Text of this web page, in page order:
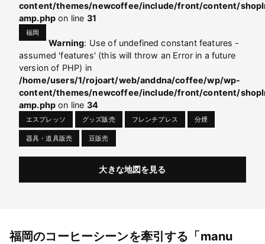
content/themes/newcoffee/include/front/content/
amp.php on line 31
福岡
Warning: Use of undefined constant features -
assumed 'features' (this will throw an Error in a future
version of PHP) in
/home/users/1/rojoart/web/anddna/coffee/wp/wp-
content/themes/newcoffee/include/front/content/
amp.php on line 34
エスプレッソ グッズ販売 フレンチプレス 分煙
器具・道具販売 豆販売
大きな地図を見る
福岡のコーヒーシーンを牽引する「manu